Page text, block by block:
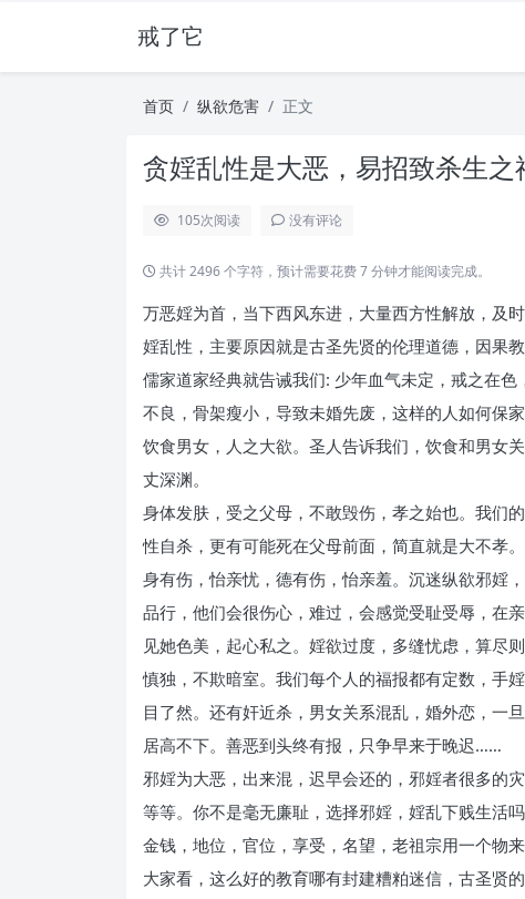
戒了它
首页 纵欲危害 正文
贪婬乱性是大恶，易招致杀生
105次阅读 没有评论
共计 2496 个字符，预计需要花费 7 分钟才能阅读完成。
万恶婬为首，当下西风东进，大量西方性解放，及
婬乱性，主要原因就是古圣先贤的伦理道德，因果教
儒家道家经典就告诫我们: 少年血气未定，戒之在
不良，骨架瘦小，导致未婚先废，这样的人如何保
饮食男女，人之大欲。圣人告诉我们，饮食和男女
丈深渊。
身体发肤，受之父母，不敢毁伤，孝之始也。我们
性自杀，更有可能死在父母前面，简直就是大不孝。
身有伤，怡亲忧，德有伤，怡亲羞。沉迷纵欲邪婬
品行，他们会很伤心，难过，会感觉受耻受辱，在
见她色美，起心私之。婬欲过度，多缝忧虑，算尽
慎独，不欺暗室。我们每个人的福报都有定数，手
目了然。还有奸近杀，男女关系混乱，婚外恋，一
居高不下。善恶到头终有报，只争早来于晚迟……
邪婬为大恶，出来混，迟早会还的，邪婬者很多的
等等。你不是毫无廉耻，选择邪婬，婬乱下贱生活
金钱，地位，官位，享受，名望，老祖宗用一个物
大家看，这么好的教育哪有封建糟粕迷信，古圣贤